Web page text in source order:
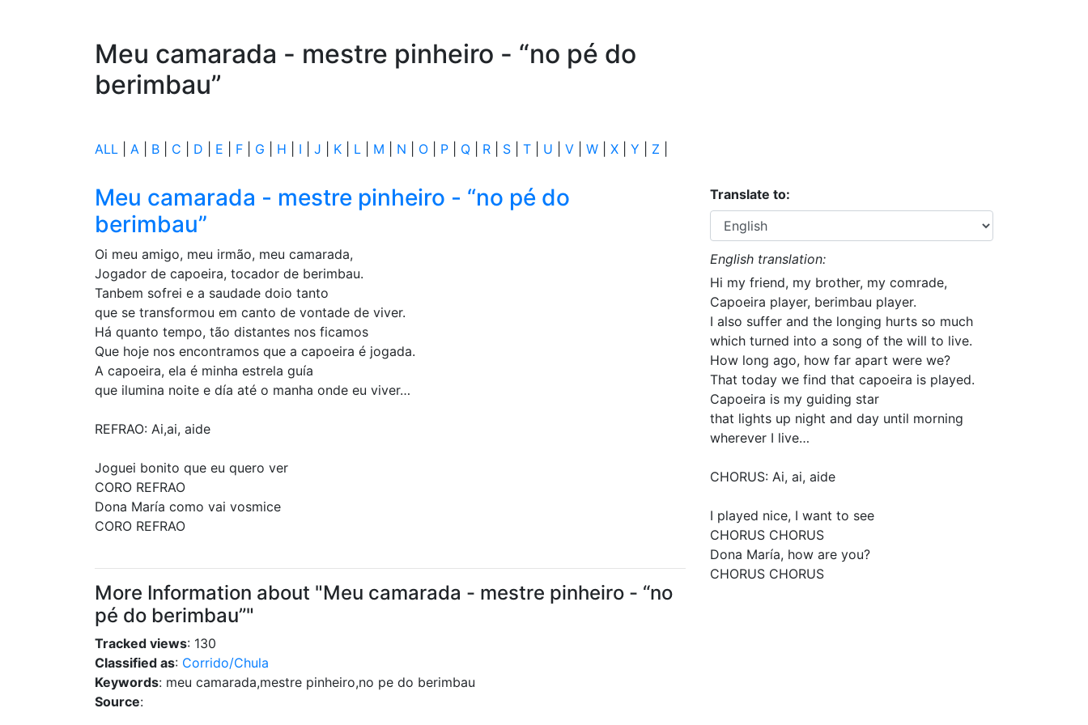
Meu camarada - mestre pinheiro - “no pé do
berimbau”
ALL A B C D E F G H I J K L M N O P Q R S T U V W X Y Z
Meu camarada - mestre pinheiro - “no pé do
berimbau”
Oi meu amigo, meu irmão, meu camarada,
Jogador de capoeira, tocador de berimbau.
Tanbem sofrei e a saudade doio tanto
que se transformou em canto de vontade de viver.
Há quanto tempo, tão distantes nos ficamos
Que hoje nos encontramos que a capoeira é jogada.
A capoeira, ela é minha estrela guía
que ilumina noite e día até o manha onde eu viver…
REFRAO: Ai,ai, aide
Joguei bonito que eu quero ver
CORO REFRAO
Dona María como vai vosmice
CORO REFRAO
More Information about "Meu camarada - mestre pinheiro - “no
pé do berimbau”"
Tracked views: 130
Classified as: Corrido/Chula
Keywords: meu camarada,mestre pinheiro,no pe do berimbau
Source:
Translate to:
English translation:
Hi my friend, my brother, my comrade,
Capoeira player, berimbau player.
I also suffer and the longing hurts so much
which turned into a song of the will to live.
How long ago, how far apart were we?
That today we find that capoeira is played.
Capoeira is my guiding star
that lights up night and day until morning
wherever I live…
CHORUS: Ai, ai, aide
I played nice, I want to see
CHORUS CHORUS
Dona María, how are you?
CHORUS CHORUS